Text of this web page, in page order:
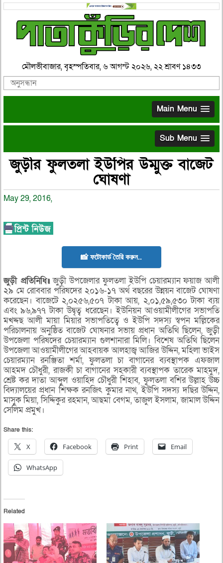
মৌলভীবাজার, বৃহস্পতিবার, ৬ আগস্ট ২০২৬, ২২ শ্রাবণ ১৪৩৩
Main Menu
Sub Menu
জুড়ীর ফুলতলা ইউপির উম্মুক্ত বাজেট
ঘোষণা
May 29, 2016,
📸 ফটোকার্ড তৈরি করুন..
জুড়ী প্রতিনিধি॥জুড়ী উপজেলার ফুলতলা ইউপি চেয়ারম্যান ফয়াজ আলী
২৯ মে রোববার পরিষদের ২০১৬-১৭ অর্থ বছরের উন্নয়ন বাজেট ঘোষণা
করেছেন। বাজেটে ২,০২৫৬,৫০৭ টাকা আয়, ২,০১,৫৯,৫৩০ টাকা ব্যয়
এবং ৯৬,৯৭৭ টাকা উদ্বৃত্ব ধরেছেন। ইউনিয়ন আওয়ামীলীগের সভাপতি
মখদ্দছ আলী মায়া মিয়ার সভাপতিত্বে ও ইউপি সদস্য স্বপন মল্লিকের
পরিচালনায় অনুষ্ঠিত বাজেট ঘোষনার সভায় প্রধান অতিথি ছিলেন, জুড়ী
উপজেলা পরিষদের চেয়ারম্যান গুলশানারা মিলি। বিশেষ অতিথি ছিলেন
উপজেলা আওয়ামীলীগের আহবায়ক আলহাজ্ব আজির উদ্দিন, মহিলা ভাইস
চেয়ারম্যান রনঞ্জিতা শর্মা, ফুলতলা চা বাগানের ব্যবস্থাপক এফজাল
আহমদ চৌধুরী, রাজকী চা বাগানের সহকারী ব্যবস্থাপক তারেক মাহমুদ,
শ্রেষ্ট কর দাতা আব্দুল ওয়াহিদ চৌধুরী শিহাব, ফুলতলা বশির উল্লাহ উচ্চ
বিদ্যালয়ের প্রধান শিক্ষক রনজিৎ কুমার নাথ, ইউপি সদস্য দছির উদ্দিন,
মাসুক মিয়া, সিদ্দিকুর রহমান, আছমা বেগম, তাজুল ইসলাম, জামাল উদ্দিন
সেলিম প্রমুখ।
Share this:
X Facebook Print Email
WhatsApp
Related